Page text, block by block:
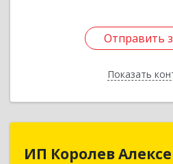
Отправить
Показать
Отправить
Назад
ИП Королев
ИП Королев